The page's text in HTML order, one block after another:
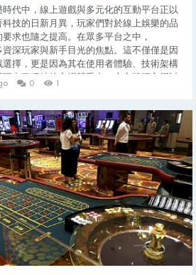
代中，線上遊戲與多元化的互動平台正以
技的日新月異，玩家們對於線上娛樂的品
求也隨之提高。在眾多平台之中，
深玩家與新手目光的焦點。這不僅僅是因
擇，更是因為其在使用者體驗、技術架構
出了獨特的市場競爭力。本文將深入探討
者一同揭開其背後的運作哲學與迷人風
決定一個平台是否能夠長久吸引用戶的核
系中，遊戲種類的編排與設計涵蓋了極其
奏挑戰的刺激型項目，還是偏好策略思考
都能在這裡找到對應的選項。這種全方位
好族群的需求，讓每一位造訪的用戶都能
...
0 1